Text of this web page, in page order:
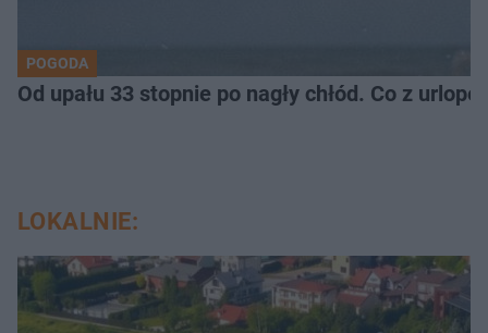
POGODA
Od upału 33 stopnie po nagły chłód. Co z
LOKALNIE: